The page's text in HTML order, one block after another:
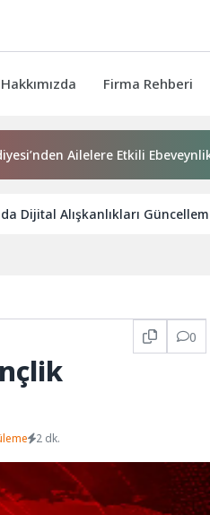
Hakkımızda Firma Rehberi
Ailelere Etkili Ebeveynlik Eğitimi
Dijital Alışkanlıkları
0
2 dk.